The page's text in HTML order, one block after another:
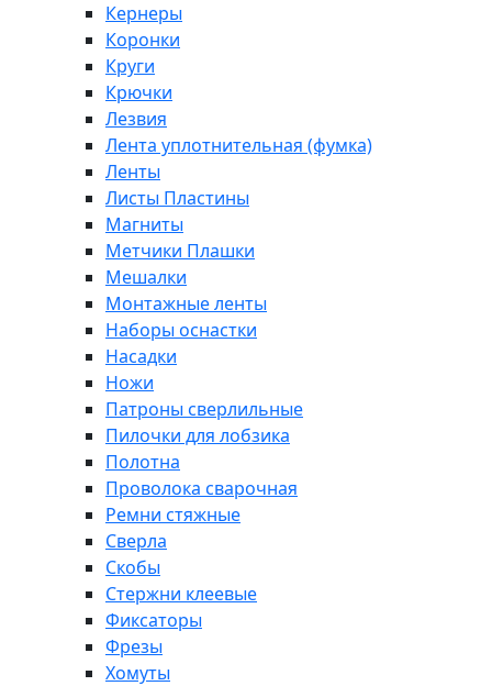
Кернеры
Коронки
Круги
Крючки
Лезвия
Лента уплотнительная (фумка)
Ленты
Листы Пластины
Магниты
Метчики Плашки
Мешалки
Монтажные ленты
Наборы оснастки
Насадки
Ножи
Патроны сверлильные
Пилочки для лобзика
Полотна
Проволока сварочная
Ремни стяжные
Сверла
Скобы
Стержни клеевые
Фиксаторы
Фрезы
Хомуты